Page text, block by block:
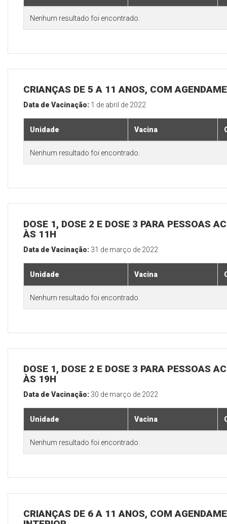
Nenhum resultado foi encontrado.
CRIANÇAS DE 5 A 11 ANOS, COM
Data de Vacinação: 1 de abril de 2022
Unidade Vacina
Nenhum resultado foi encontrado.
DOSE 1, DOSE 2 E DOSE 3 PARA PESSOAS
ÀS 11H
Data de Vacinação: 31 de março de 2022
Unidade Vacina
Nenhum resultado foi encontrado.
DOSE 1, DOSE 2 E DOSE 3 PARA PESSOAS
ÀS 19H
Data de Vacinação: 30 de março de 2022
Unidade Vacina
Nenhum resultado foi encontrado.
CRIANÇAS DE 6 A 11 ANOS, COM